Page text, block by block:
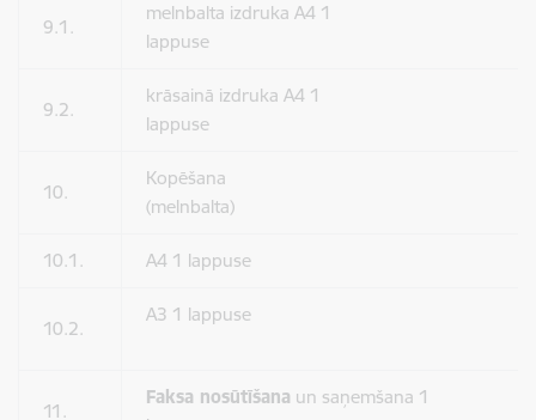
9.1.
melnbalta izdruka A4 1
lappuse
9.2.
krāsainā izdruka A4 1
lappuse
10.
Kopēšana
(melnbalta)
10.1. A4 1 lappuse
10.2.
A3 1 lappuse
11.
Faksa nosūtīšana un saņemšana 1